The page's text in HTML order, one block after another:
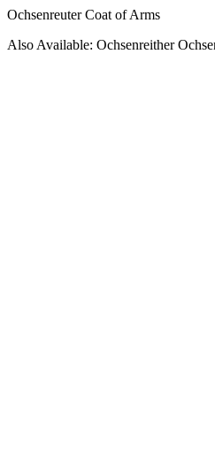
Ochsenreuter Coat of Arms
Also Available: Ochsenreither